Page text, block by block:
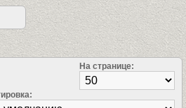
На странице: